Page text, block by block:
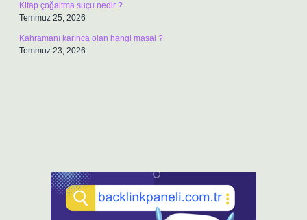
Kitap çoğaltma suçu nedir ?
Temmuz 25, 2026
Kahramanı karınca olan hangi masal ?
Temmuz 23, 2026